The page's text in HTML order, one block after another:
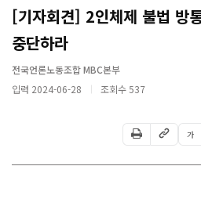
[기자회견] 2인체제 불법 방
중단하라
전국언론노동조합 MBC본부
입력 2024-06-28
조회수537
가